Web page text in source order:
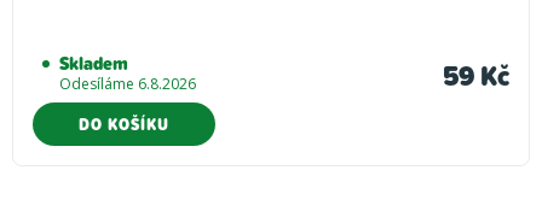
Skladem
Odesíláme 6.8.2026 59 Kč
DO KOŠÍKU